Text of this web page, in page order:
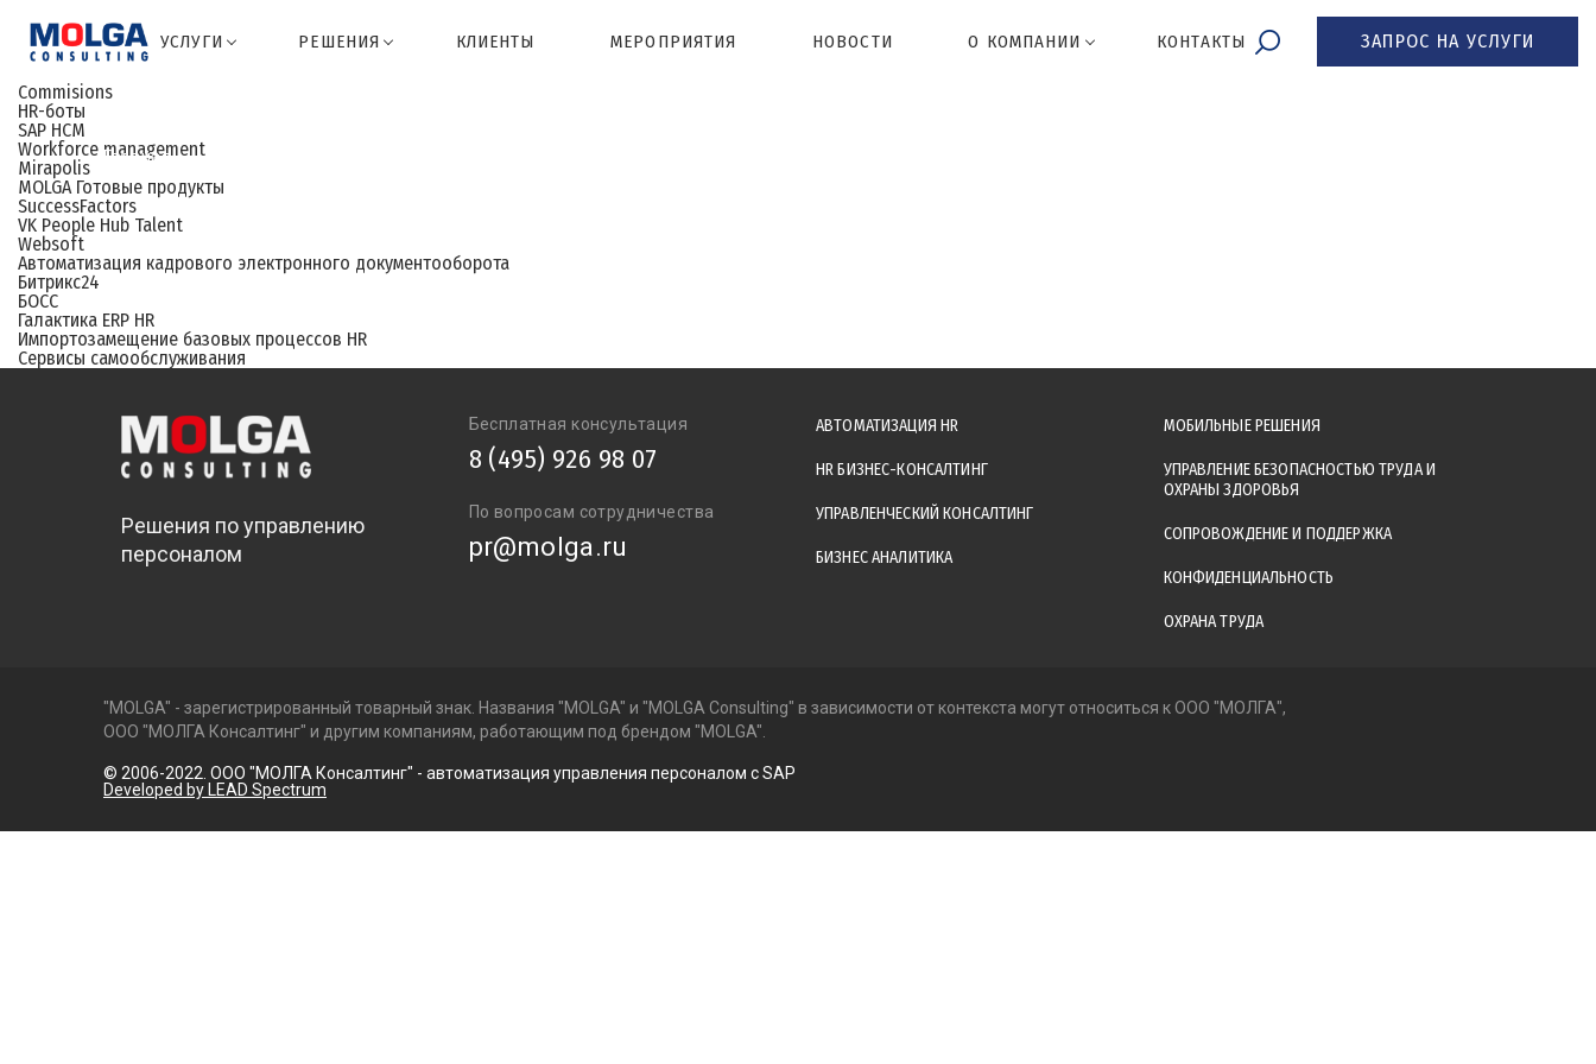
УСЛУГИ РЕШЕНИЯ КЛИЕНТЫ МЕРОПРИЯТИЯ НОВОСТИ О КОМПАНИИ КОНТАКТЫ ЗАПРОС НА УСЛУГИ
Главная
Commisions
HR-боты
SAP HCM
Workforce management
Mirapolis
MOLGAГотовые продукты
SuccessFactors
VK People Hub Talent
Websoft
Автоматизация кадрового электронного документооборота
Битрикс24
БОСС
Галактика ERP HR
Импортозамещение базовых процессов HR
Сервисы самообслуживания
Решения по управлению
персоналом
Бесплатная консультация
8 (495) 926 98 07
По вопросам сотрудничества
pr@molga.ru
АВТОМАТИЗАЦИЯ HR
HR БИЗНЕС-КОНСАЛТИНГ
УПРАВЛЕНЧЕСКИЙ КОНСАЛТИНГ
БИЗНЕС АНАЛИТИКА
МОБИЛЬНЫЕ РЕШЕНИЯ
УПРАВЛЕНИЕ БЕЗОПАСНОСТЬЮ ТРУДА И
ОХРАНЫ ЗДОРОВЬЯ
СОПРОВОЖДЕНИЕ И ПОДДЕРЖКА
КОНФИДЕНЦИАЛЬНОСТЬ
ОХРАНА ТРУДА
"MOLGA" - зарегистрированный товарный знак. Названия "MOLGA" и "MOLGA Consulting" в зависимости от контекста могут относиться к ООО "МОЛГА",
ООО "МОЛГА Консалтинг" и другим компаниям, работающим под брендом "MOLGA".
© 2006-2022. ООО "МОЛГА Консалтинг" - автоматизация управления персоналом с SAP
Developed by LEAD Spectrum